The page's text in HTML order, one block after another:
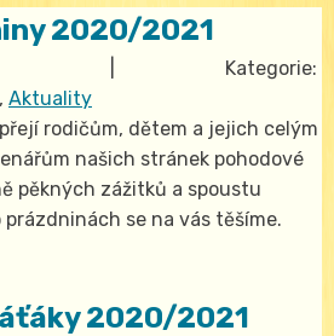
2020/2021
| Kategorie:
, Aktuality
rodičům, dětem a jejich celým
našich stránek pohodové
pěkných zážitků a spoustu
se na vás těšíme.
2020/2021